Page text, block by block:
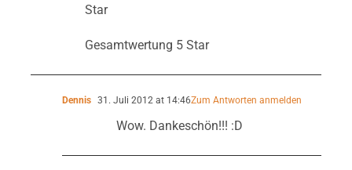
Star
Gesamtwertung 5 Star
Dennis 31. Juli 2012 at 14:46Zum Antworten anmelden
Wow. Dankeschön!!! :D